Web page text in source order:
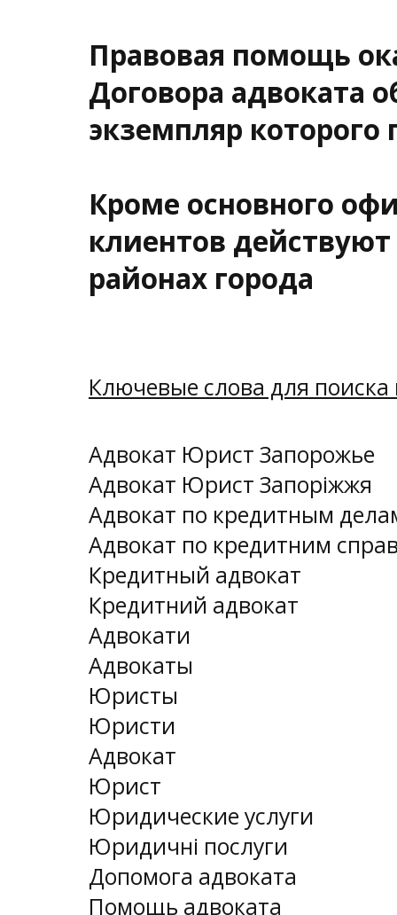
Правовая помощь
Договора адвоката
экземпляр которого
Кроме основного
клиентов
районах города
Ключевые слова для поиска
Адвокат Юрист Запорожье
Адвокат Юрист Запоріжжя
Адвокат по кредитным
Адвокат по кредитним
Кредитный адвокат
Кредитний адвокат
Адвокати
Адвокаты
Юристы
Юристи
Адвокат
Юрист
Юридические услуги
Юридичні послуги
Допомога адвоката
Помощь адвоката